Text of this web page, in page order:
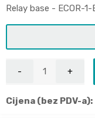
Relay base - ECOR-
Cijena (bez PDV-a):